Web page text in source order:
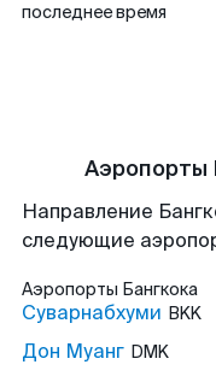
последнее время
Аэропорты
Направление
следующие
Аэропорты Бангкока
Суварнабхуми BKK
Дон Муанг DMK